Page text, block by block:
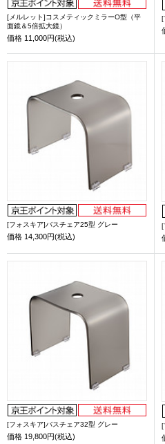
[メルレット]コスメティックミラーO型（平
面鏡＆5倍拡大鏡）
価格 11,000円(税込)
[
[フォスキア]バスチェア25型 グレー
価格 14,300円(税込)
[
[フォスキア]バスチェア32型 グレー
価格 19,800円(税込)
[